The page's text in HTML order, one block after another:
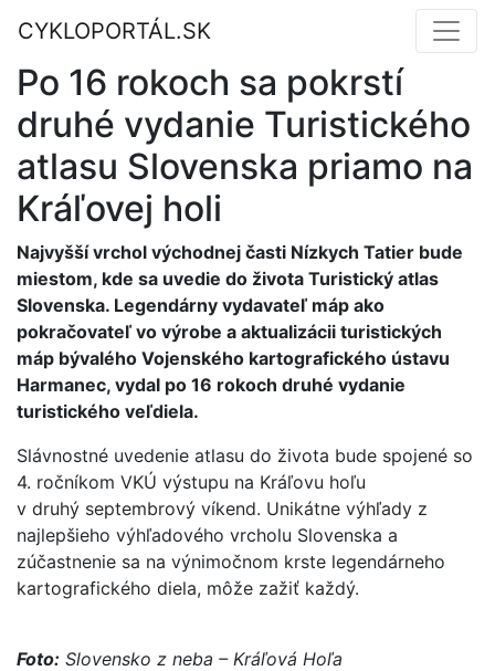
CYKLOPORTÁL.SK
Po 16 rokoch sa pokrstí
druhé vydanie Turistického
atlasu Slovenska priamo na
Kráľovej holi
Najvyšší vrchol východnej časti Nízkych Tatier bude
miestom, kde sa uvedie do života Turistický atlas
Slovenska. Legendárny vydavateľ máp ako
pokračovateľ vo výrobe a aktualizácii turistických
máp bývalého Vojenského kartografického ústavu
Harmanec, vydal po 16 rokoch druhé vydanie
turistického veľdiela.
Slávnostné uvedenie atlasu do života bude spojené so
4. ročníkom VKÚ výstupu na Kráľovu hoľu
v druhý septembrový víkend. Unikátne výhľady z
najlepšieho výhľadového vrcholu Slovenska a
zúčastnenie sa na výnimočnom krste legendárneho
kartografického diela, môže zažiť každý.
Foto: Slovensko z neba – Kráľová Hoľa